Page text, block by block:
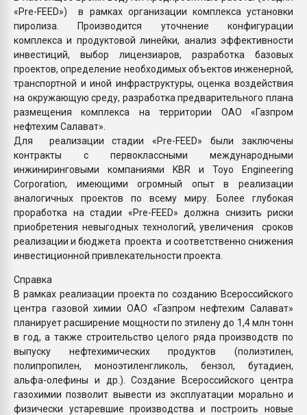
«Pre-FEED») в рамках организации комплекса установки
пиролиза. Производится уточнение конфигурации
комплекса и продуктовой линейки, анализ эффективности
инвестиций, выбор лицензиаров, разработка базовых
проектов, определение необходимых объектов инженерной,
транспортной и иной инфраструктуры, оценка воздействия
на окружающую среду, разработка предварительного плана
размещения комплекса на территории ОАО «Газпром
нефтехим Салават».
Для реализации стадии «Pre-FEED» были заключены
контракты с первоклассными международными
инжиниринговыми компаниями KBR и Toyo Engineering
Corporation, имеющими огромный опыт в реализации
аналогичных проектов по всему миру. Более глубокая
проработка на стадии «Pre-FEED» должна снизить риски
приобретения невыгодных технологий, увеличения сроков
реализации и бюджета проекта и соответственно снижения
инвестиционной привлекательности проекта.
Справка
В рамках реализации проекта по созданию Всероссийского
центра газовой химии ОАО «Газпром нефтехим Салават»
планирует расширение мощности по этилену до 1,4 млн тонн
в год, а также строительство целого ряда производств по
выпуску нефтехимических продуктов (полиэтилен,
полипропилен, моноэтиленгликоль, бензол, бутадиен,
альфа-олефины и др.). Создание Всероссийского центра
газохимии позволит вывести из эксплуатации морально и
физически устаревшие производства и построить новые